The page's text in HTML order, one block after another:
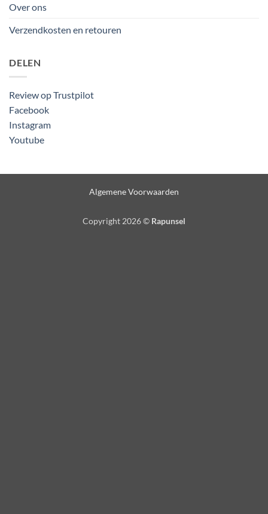
Over ons
Verzendkosten en retouren
DELEN
Review op Trustpilot
Facebook
Instagram
Youtube
Algemene Voorwaarden
Copyright 2026 © Rapunsel